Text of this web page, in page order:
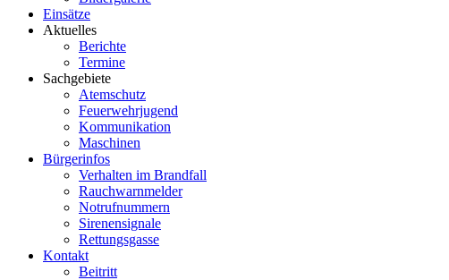
Einsätze
Aktuelles
Berichte
Termine
Sachgebiete
Atemschutz
Feuerwehrjugend
Kommunikation
Maschinen
Bürgerinfos
Verhalten im Brandfall
Rauchwarnmelder
Notrufnummern
Sirenensignale
Rettungsgasse
Kontakt
Beitritt